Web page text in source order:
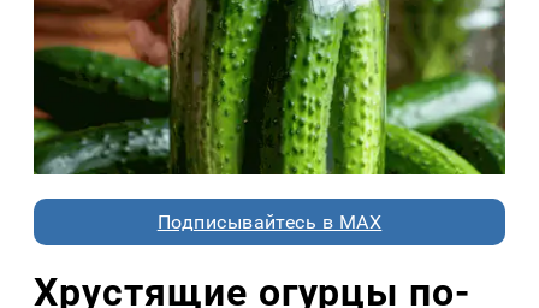
Подписывайтесь в MAX
Хрустящие огурцы по-